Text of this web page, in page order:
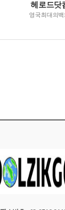
헤로드닷
영국최대의